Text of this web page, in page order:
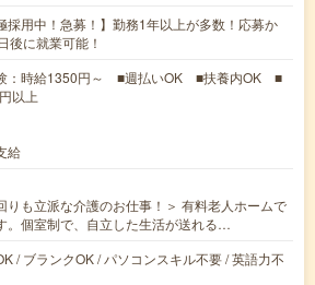
採用中！急募！】勤務1年以上が多数！応募か
後に就業可能！
：時給1350円～ ■週払いOK ■扶養内OK ■
以上
給
りも立派な介護のお仕事！＞ 有料老人ホームで
。個室制で、自立した生活が送れる…
/ ブランクOK / パソコンスキル不要 / 英語力不